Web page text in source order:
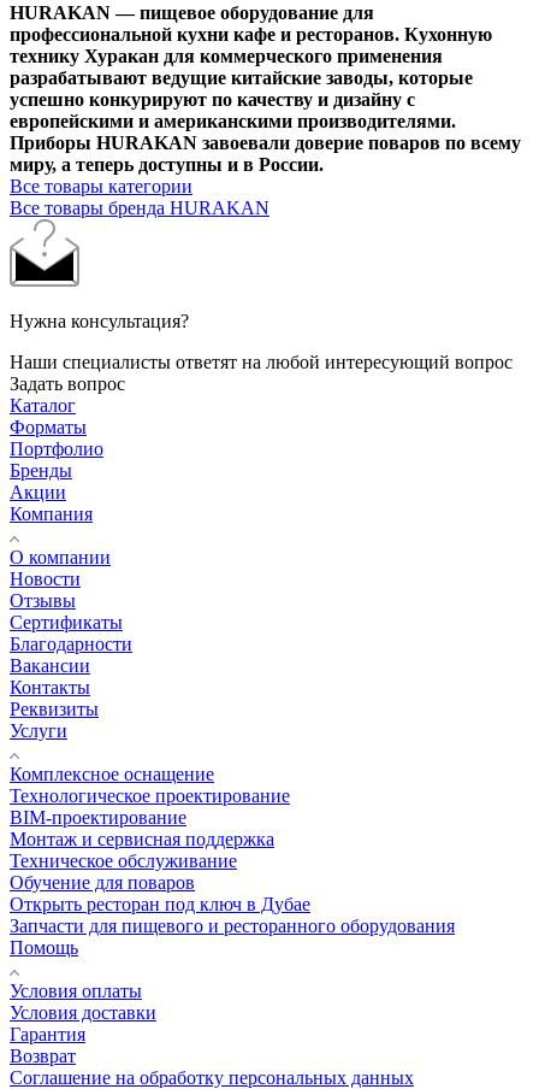
HURAKAN — пищевое оборудование для
профессиональной кухни кафе и ресторанов. Кухонную
технику Хуракан для коммерческого применения
разрабатывают ведущие китайские заводы, которые
успешно конкурируют по качеству и дизайну с
европейскими и американскими производителями.
Приборы HURAKAN завоевали доверие поваров по всему
миру, а теперь доступны и в России.
Все товары категории
Все товары бренда HURAKAN
Нужна консультация?
Наши специалисты ответят на любой интересующий вопрос
Задать вопрос
Каталог
Форматы
Портфолио
Бренды
Акции
Компания
О компании
Новости
Отзывы
Сертификаты
Благодарности
Вакансии
Контакты
Реквизиты
Услуги
Комплексное оснащение
Технологическое проектирование
BIM-проектирование
Монтаж и сервисная поддержка
Техническое обслуживание
Обучение для поваров
Открыть ресторан под ключ в Дубае
Запчасти для пищевого и ресторанного оборудования
Помощь
Условия оплаты
Условия доставки
Гарантия
Возврат
Соглашение на обработку персональных данных